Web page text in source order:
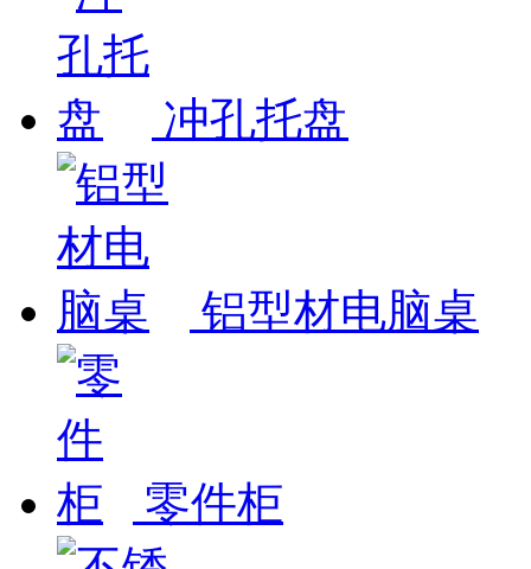
冲孔托盘
铝型材电脑桌
零件柜